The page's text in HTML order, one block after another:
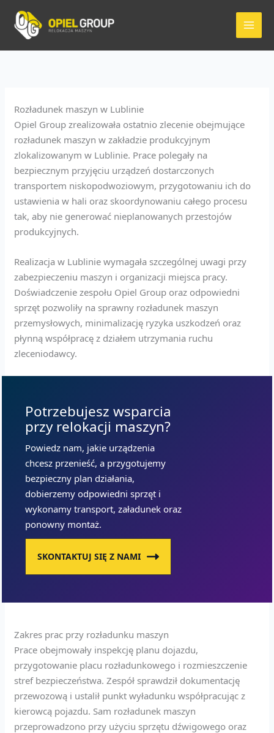
treści
Rozładunek maszyn w Lublinie
Opiel Group zrealizowała ostatnio zlecenie obejmujące
rozładunek maszyn w zakładzie produkcyjnym
zlokalizowanym w Lublinie. Prace polegały na
bezpiecznym przyjęciu urządzeń dostarczonych
transportem niskopodwoziowym, przygotowaniu ich do
ustawienia w hali oraz skoordynowaniu całego procesu
tak, aby nie generować nieplanowanych przestojów
produkcyjnych.
Realizacja w Lublinie wymagała szczególnej uwagi przy
zabezpieczeniu maszyn i organizacji miejsca pracy.
Doświadczenie zespołu Opiel Group oraz odpowiedni
sprzęt pozwoliły na sprawny rozładunek maszyn
przemysłowych, minimalizację ryzyka uszkodzeń oraz
płynną współpracę z działem utrzymania ruchu
zleceniodawcy.
Potrzebujesz wsparcia
przy relokacji maszyn?
Powiedz nam, jakie urządzenia
chcesz przenieść, a przygotujemy
bezpieczny plan działania,
dobierzemy odpowiedni sprzęt i
wykonamy transport, załadunek oraz
ponowny montaż.
SKONTAKTUJ SIĘ Z NAMI
Zakres prac przy rozładunku maszyn
Prace obejmowały inspekcję planu dojazdu,
przygotowanie placu rozładunkowego i rozmieszczenie
stref bezpieczeństwa. Zespół sprawdził dokumentację
przewozową i ustalił punkt wyładunku współpracując z
kierowcą pojazdu. Sam rozładunek maszyn
przeprowadzono przy użyciu sprzętu dźwigowego oraz